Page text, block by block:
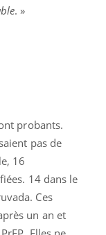
. »
probants.
pas de
16
14 dans le
Ces
un an et